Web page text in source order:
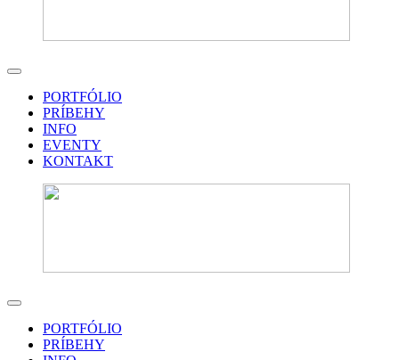
PORTFÓLIO
PRÍBEHY
INFO
EVENTY
KONTAKT
PORTFÓLIO
PRÍBEHY